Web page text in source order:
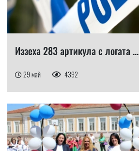
Иззеха 283 артикула с логата ...
29 май 4392